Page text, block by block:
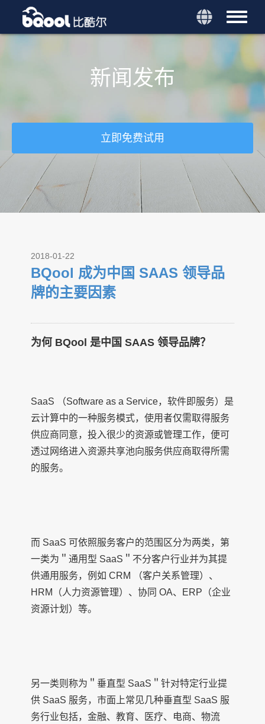
新闻发布
立即免费试用
BQool 成为中国 SAAS 领导品
牌的主要因素
2018-01-22
为何 BQool 是中国 SAAS 领导品牌？
SaaS （Software as a Service，软件即服务）是
云计算中的一种服务模式，使用者仅需取得服务
供应商同意，投入很少的资源或管理工作，便可
透过网络进入资源共享池向服务供应商取得所需
的服务。
而 SaaS 可依照服务客户的范围区分为两类，第
一类为＂通用型 SaaS＂不分客户行业并为其提
供通用服务，例如 CRM （客户关系管理）、
HRM（人力资源管理）、协同 OA、ERP（企业
资源计划）等。
另一类则称为＂垂直型 SaaS＂针对特定行业提
供 SaaS 服务，市面上常见几种垂直型 SaaS 服
务行业包括，金融、教育、医疗、电商、物流